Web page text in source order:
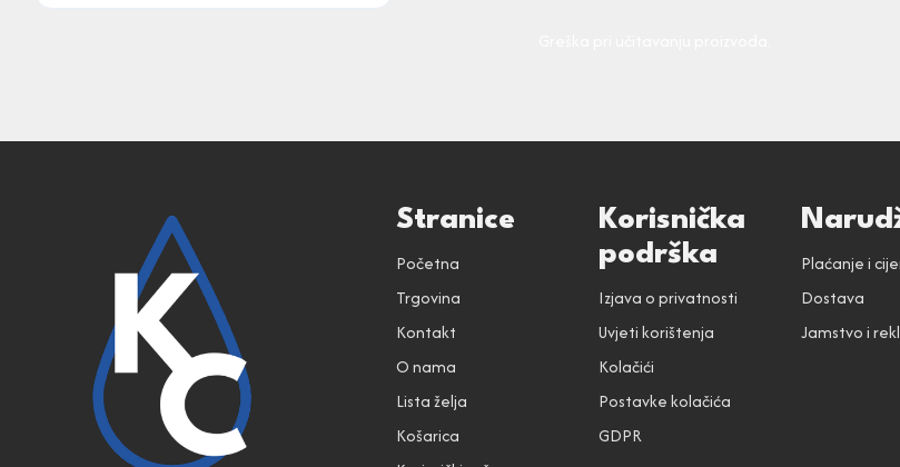
Stranice
Početna
Trgovina
Kontakt
O nama
Lista želja
Košarica
Korisnička
podrška
Izjava o privatnosti
Uvjeti korištenja
Kolačići
Postavke kolačića
GDPR
Plaćanje i
Dostava
Jamstvo i